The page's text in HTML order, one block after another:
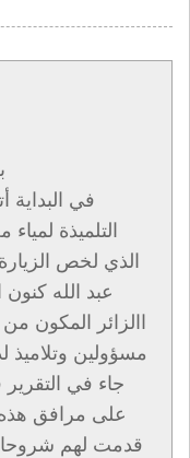
في البداية
التلميذة
الذي لخص
عبد الله
االزائر المكون
مسؤولين وتلاميذ
جاء في التقرير
على مرافق
قدمت لهم